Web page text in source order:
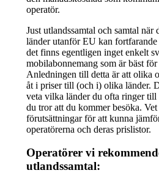
operatör.
Just utlandssamtal och samtal
länder utanför EU kan
det finns egentligen inget enkelt
mobilabonnemang som är bäst för
Anledningen till detta är att olika
åt i priser till (och i) olika länder.
veta vilka länder du ofta ringer
du tror att du kommer besöka.
förutsättningar för att kunna
operatörerna och deras prislistor.
Operatörer vi
utlandssamtal: